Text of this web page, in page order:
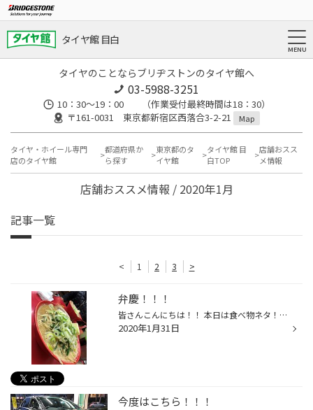
タイヤ館 目白
タイヤのことならブリヂストンのタイヤ館へ
03-5988-3251
10：30～19：00 （作業受付最終時間は18：30）
〒161-0031 東京都新宿区西落合3-2-21
Map
タイヤ・ホイール専門
店のタイヤ館
都道府県か
ら探す
東京都のタ
イヤ館
タイヤ館 目
白TOP
店舗おスス
メ情報
店舗おススメ情報 / 2020年1月
記事一覧
< 1 2 3 >
弁慶！！！
皆さんこんにちは！！ 本日は食べ物ネタ！！！ 今月も行ってきました！！！ 浅草にあるラーメン弁慶！！！ 僕のおすすめなので今回は木口スタッフを連行していきました(^^♪
2020年1月31日
今度はこちら！！！